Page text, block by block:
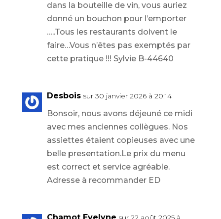
dans la bouteille de vin, vous auriez
donné un bouchon pour l’emporter
…..Tous les restaurants doivent le
faire…Vous n’êtes pas exemptés par
cette pratique !!! Sylvie B-44640
Desbois sur 30 janvier 2026 à 20:14
Bonsoir, nous avons déjeuné ce midi
avec mes anciennes collègues. Nos
assiettes étaient copieuses avec une
belle presentation.Le prix du menu
est correct et service agréable.
Adresse à recommander ED